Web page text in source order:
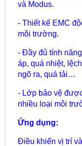
và Modus.
- Thiết kế EMC
môi trường.
- Đầy đủ tính
áp, quá nhiệt,
ngõ ra, quá tải…
- Lớp bảo vệ
nhiều loại môi
Ứng dụng:
Điều khiển vị trí